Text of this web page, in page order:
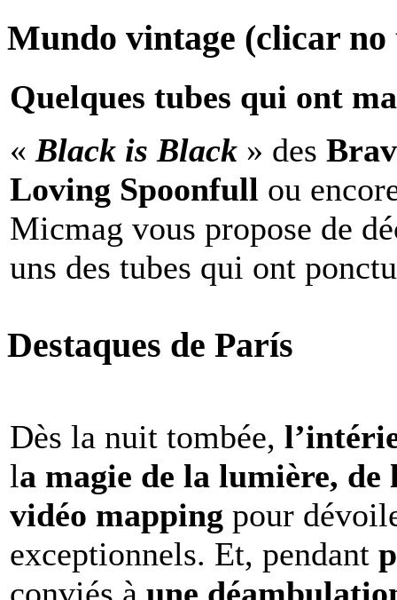
Mundo vintage (clicar
Quelques tubes qui ont
« Black is Black » des
Loving Spoonfull ou
Micmag vous propose de
uns des tubes qui ont
Destaques de París
Dès la nuit tombée,
la magie de la lumière,
vidéo mapping pour
exceptionnels. Et, pendant